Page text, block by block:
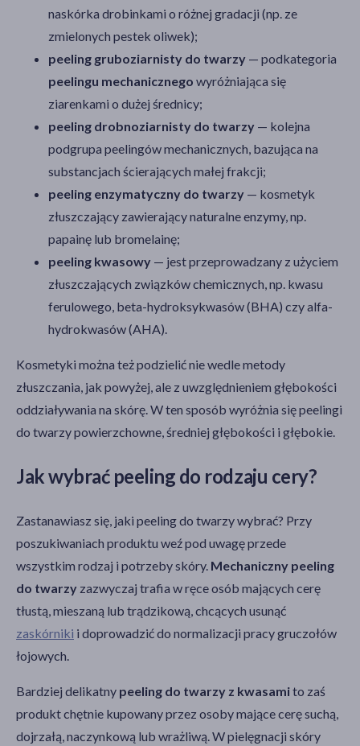
naskórka drobinkami o różnej gradacji (np. ze
zmielonych pestek oliwek);
peeling gruboziarnisty do twarzy — podkategoria
peelingu mechanicznego wyróżniająca się
ziarenkami o dużej średnicy;
peeling drobnoziarnisty do twarzy — kolejna
podgrupa peelingów mechanicznych, bazująca na
substancjach ścierających małej frakcji;
peeling enzymatyczny do twarzy — kosmetyk
złuszczający zawierający naturalne enzymy, np.
papainę lub bromelainę;
peeling kwasowy — jest przeprowadzany z użyciem
złuszczających związków chemicznych, np. kwasu
ferulowego, beta-hydroksykwasów (BHA) czy alfa-
hydrokwasów (AHA).
Kosmetyki można też podzielić nie wedle metody
złuszczania, jak powyżej, ale z uwzględnieniem głębokości
oddziaływania na skórę. W ten sposób wyróżnia się peelingi
do twarzy powierzchowne, średniej głębokości i głębokie.
Jak wybrać peeling do rodzaju cery?
Zastanawiasz się, jaki peeling do twarzy wybrać? Przy
poszukiwaniach produktu weź pod uwagę przede
wszystkim rodzaj i potrzeby skóry. Mechaniczny peeling
do twarzy zazwyczaj trafia w ręce osób mających cerę
tłustą, mieszaną lub trądzikową, chcących usunąć
zaskórniki i doprowadzić do normalizacji pracy gruczołów
łojowych.
Bardziej delikatny peeling do twarzy z kwasamito zaś
produkt chętnie kupowany przez osoby mające cerę suchą,
dojrzałą, naczynkową lub wrażliwą. W pielęgnacji skóry